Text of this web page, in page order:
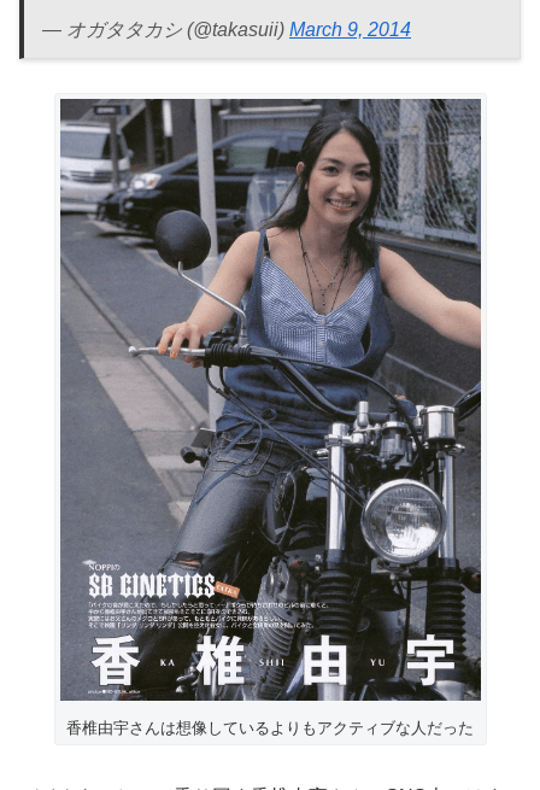
— オガタタカシ (@takasuii) March 9, 2014
香椎由宇さんは想像しているよりもアクティブな人だった